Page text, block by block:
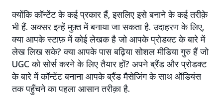
क्योंकि कॉन्टेंट के कई प्रकार हैं, इसलिए इसे बनाने के कई तरीक़े
भी हैं. अक्सर इन्हें मुफ़्त में बनाया जा सकता है. उदाहरण के लिए,
क्या आपके स्टाफ़ में कोई लेखक है जो आपके प्रोडक्ट के बारे में
लेख लिख सके? क्या आपके पास बढ़िया सोशल मीडिया गुरु हैं जो
UGC को सोर्स करने के लिए तैयार हों? अपने ब्रैंड और प्रोडक्ट
के बारे में कॉन्टेंट बनाना आपके ब्रैंड मैसेजिंग के साथ ऑडियंस
तक पहुँचने का पहला आसान तरीक़ा है.